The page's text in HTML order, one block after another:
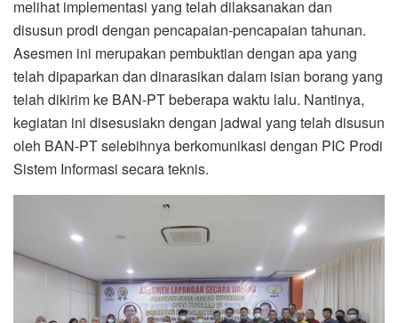
melihat implementasi yang telah dilaksanakan dan
disusun prodi dengan pencapaian-pencapaian tahunan.
Asesmen ini merupakan pembuktian dengan apa yang
telah dipaparkan dan dinarasikan dalam isian borang yang
telah dikirim ke BAN-PT beberapa waktu lalu. Nantinya,
kegiatan ini disesusiakn dengan jadwal yang telah disusun
oleh BAN-PT selebihnya berkomunikasi dengan PIC Prodi
Sistem Informasi secara teknis.